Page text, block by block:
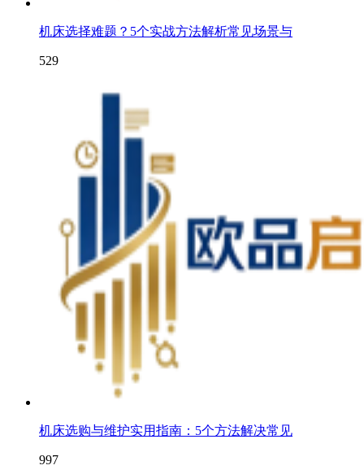
机床选择难题？5个实战方法解析常见场景与
529
机床选购与维护实用指南：5个方法解决常见
997